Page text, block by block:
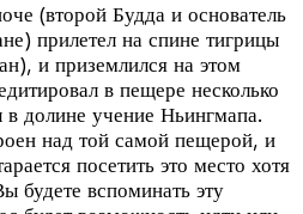
(второй Будда и основатель
прилетел на спине тигрицы
и приземлился на этом
в пещере несколько
в долине учение Ньингмапа.
над той самой пещерой, и
посетить это место хотя
будете вспоминать эту